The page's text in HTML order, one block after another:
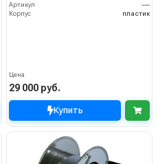
Артикул
----
Корпус
пластик
Цена
29 000 руб.
Купить